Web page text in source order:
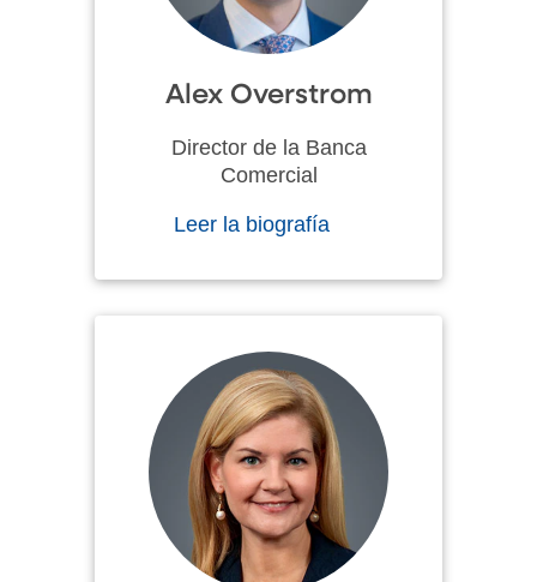
Alex Overstrom
Director de la Banca
Comercial
Leer la biografía